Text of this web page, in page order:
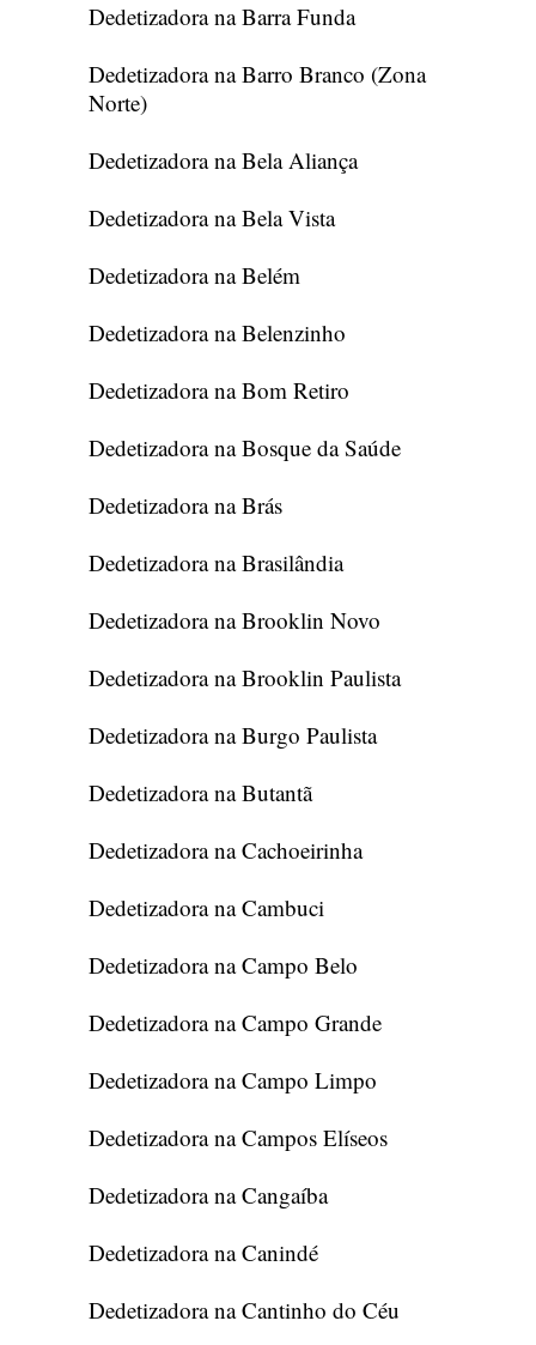
Dedetizadora na Barra Funda
Dedetizadora na Barro Branco (Zona
Norte)
Dedetizadora na Bela Aliança
Dedetizadora na Bela Vista
Dedetizadora na Belém
Dedetizadora na Belenzinho
Dedetizadora na Bom Retiro
Dedetizadora na Bosque da Saúde
Dedetizadora na Brás
Dedetizadora na Brasilândia
Dedetizadora na Brooklin Novo
Dedetizadora na Brooklin Paulista
Dedetizadora na Burgo Paulista
Dedetizadora na Butantã
Dedetizadora na Cachoeirinha
Dedetizadora na Cambuci
Dedetizadora na Campo Belo
Dedetizadora na Campo Grande
Dedetizadora na Campo Limpo
Dedetizadora na Campos Elíseos
Dedetizadora na Cangaíba
Dedetizadora na Canindé
Dedetizadora na Cantinho do Céu